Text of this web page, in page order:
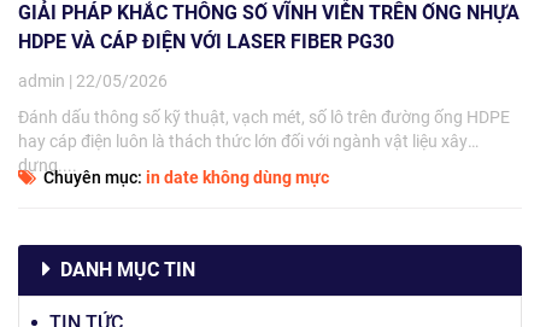
GIẢI PHÁP KHẮC THÔNG SỐ VĨNH VIỄN TRÊN ỐNG NHỰA
HDPE VÀ CÁP ĐIỆN VỚI LASER FIBER PG30
admin | 22/05/2026
Đánh dấu thông số kỹ thuật, vạch mét, số lô trên đường ống HDPE
hay cáp điện luôn là thách thức lớn đối với ngành vật liệu xây
dựng....
Chuyên mục: in date không dùng mực
DANH MỤC TIN